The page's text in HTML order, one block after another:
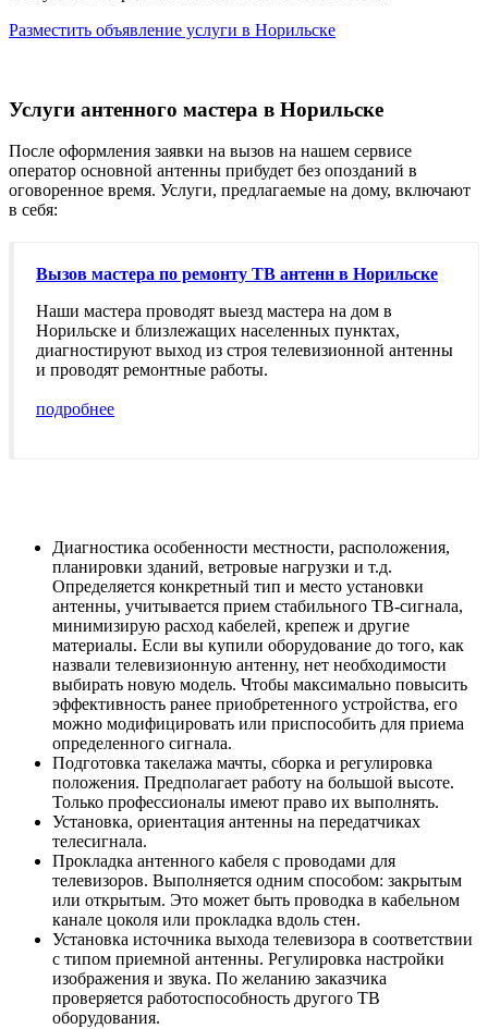
Разместить объявление услуги в Норильске
Услуги антенного мастера в Норильске
После оформления заявки на вызов на нашем сервисе
оператор основной антенны прибудет без опозданий в
оговоренное время. Услуги, предлагаемые на дому, включают
в себя:
Вызов мастера по ремонту ТВ антенн в Норильске
Наши мастера проводят выезд мастера на дом в
Норильске и близлежащих населенных пунктах,
диагностируют выход из строя телевизионной антенны
и проводят ремонтные работы.
подробнее
Диагностика особенности местности, расположения,
планировки зданий, ветровые нагрузки и т.д.
Определяется конкретный тип и место установки
антенны, учитывается прием стабильного ТВ-сигнала,
минимизирую расход кабелей, крепеж и другие
материалы. Если вы купили оборудование до того, как
назвали телевизионную антенну, нет необходимости
выбирать новую модель. Чтобы максимально повысить
эффективность ранее приобретенного устройства, его
можно модифицировать или приспособить для приема
определенного сигнала.
Подготовка такелажа мачты, сборка и регулировка
положения. Предполагает работу на большой высоте.
Только профессионалы имеют право их выполнять.
Установка, ориентация антенны на передатчиках
телесигнала.
Прокладка антенного кабеля с проводами для
телевизоров. Выполняется одним способом: закрытым
или открытым. Это может быть проводка в кабельном
канале цоколя или прокладка вдоль стен.
Установка источника выхода телевизора в соответствии
с типом приемной антенны. Регулировка настройки
изображения и звука. По желанию заказчика
проверяется работоспособность другого ТВ
оборудования.